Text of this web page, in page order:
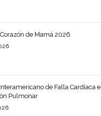
de Mamá 2026
de Falla Cardíaca e
Pulmonar